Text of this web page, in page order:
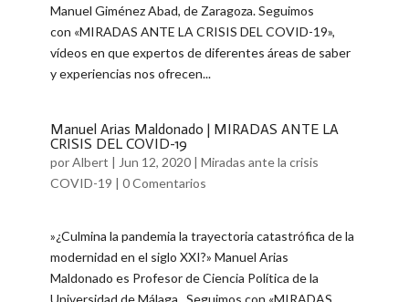
Manuel Giménez Abad, de Zaragoza. Seguimos
con «MIRADAS ANTE LA CRISIS DEL COVID-19»,
vídeos en que expertos de diferentes áreas de saber
y experiencias nos ofrecen...
Manuel Arias Maldonado | MIRADAS ANTE LA
CRISIS DEL COVID-19
porAlbert | Jun 12, 2020| Miradas ante la crisis
COVID-19 | 0 Comentarios
​»¿Culmina la pandemia la trayectoria catastrófica de la
modernidad en el siglo XXI?» Manuel Arias
Maldonado es Profesor de Ciencia Política de la
Universidad de Málaga. ​ Seguimos con «MIRADAS